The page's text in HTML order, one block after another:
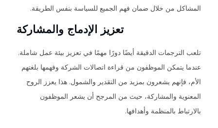
المشاكل من خلال ضمان فهم الجميع للسياسة بنفس الطريقة.
تعزيز الإدماج والمشاركة
تلعب الترجمات الدقيقة أيضًا دورًا مهمًا في تعزيز بيئة عمل شاملة.
عندما يتمكن الموظفون من قراءة اتصالات الشركة وفهمها بلغتهم
الأم، فإنهم يشعرون بمزيد من التقدير والشمول. هذا يعزز الروح
المعنوية والمشاركة، حيث من المرجح أن يشعر الموظفون
بالارتباط بالمنظمة وأهدافها.